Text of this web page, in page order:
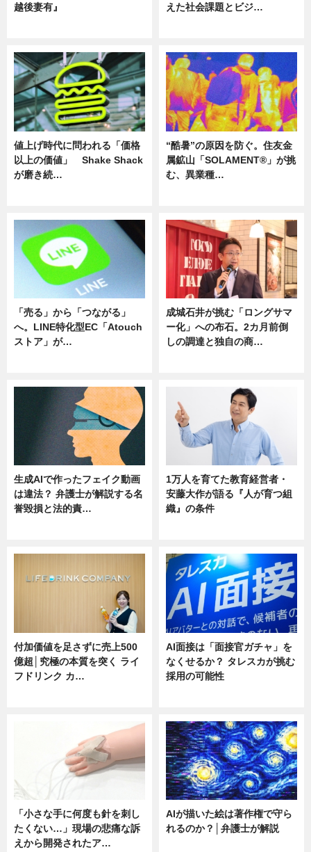
越後妻有』 えた社会課題とビジ…
値上げ時代に問われる「価格
以上の価値」 Shake Shack
が磨き続…
“酷暑”の原因を防ぐ。住友金
属鉱山「SOLAMENT®」が挑
む、異業種…
「売る」から「つながる」
へ。LINE特化型EC「Atouch
ストア」が…
成城石井が挑む「ロングサマ
ー化」への布石。2カ月前倒
しの調達と独自の商…
生成AIで作ったフェイク動画
は違法？ 弁護士が解説する名
誉毀損と法的責…
1万人を育てた教育経営者・
安藤大作が語る『人が育つ組
織』の条件
付加価値を足さずに売上500
億超│究極の本質を突く ライ
フドリンク カ…
AI面接は「面接官ガチャ」を
なくせるか？ タレスカが挑む
採用の可能性
「小さな手に何度も針を刺し
たくない…」現場の悲痛な訴
えから開発されたア…
AIが描いた絵は著作権で守ら
れるのか？│弁護士が解説